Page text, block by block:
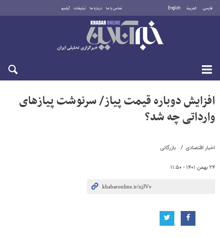
فارسی العربية English تماس با ما درباره ما تبلیغات آرشیو
جمعه ۱۶ مرداد ۱۴۰۵
اخبار اقتصادی بازرگانی
۲۴ بهمن ۱۴۰۱ - ۱۱:۵۰
افزایش دوباره قیمت پیاز/ سرنوشت پیازهای
وارداتی چه شد؟